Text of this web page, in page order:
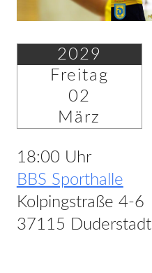
2029
Freitag
02
März
18:00 Uhr
BBS Sporthalle
Kolpingstraße 4-6
37115 Duderstadt